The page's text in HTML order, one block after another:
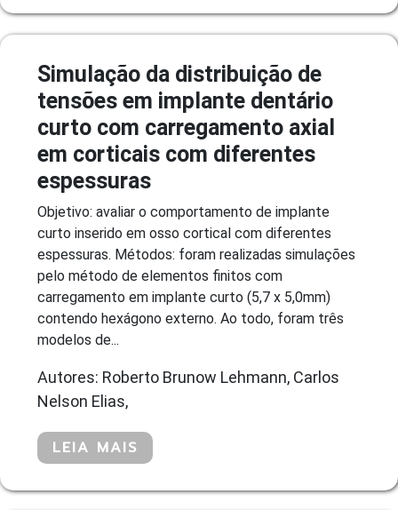
Simulação da distribuição de
tensões em implante dentário
curto com carregamento axial
em corticais com diferentes
espessuras
Objetivo: avaliar o comportamento de implante
curto inserido em osso cortical com diferentes
espessuras. Métodos: foram realizadas simulações
pelo método de elementos finitos com
carregamento em implante curto (5,7 x 5,0mm)
contendo hexágono externo. Ao todo, foram três
modelos de...
Autores: Roberto Brunow Lehmann, Carlos
Nelson Elias,
LEIA MAIS